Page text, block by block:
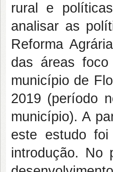
rural e
analisar as
Reforma
das áreas
município de
2019 (período
município). A
este estudo
introdução. No